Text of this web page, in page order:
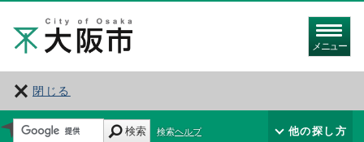
メニュー
閉じる
サイト・ナビ 検索 検索ヘルプ 他の探し方